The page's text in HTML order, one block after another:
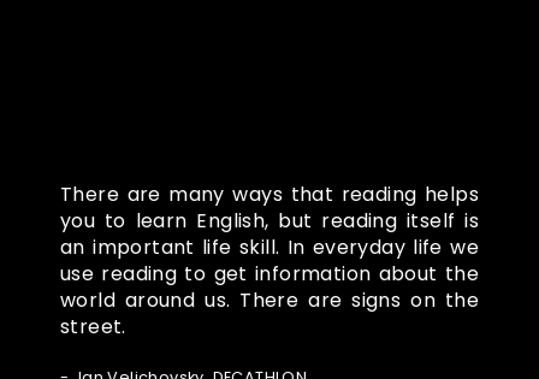
There are many ways that reading helps
you to learn English, but reading itself is
an important life skill. In everyday life we
use reading to get information about the
world around us. There are signs on the
street.